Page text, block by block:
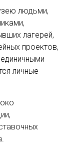
людьми,
лагерей,
проектов,
личные